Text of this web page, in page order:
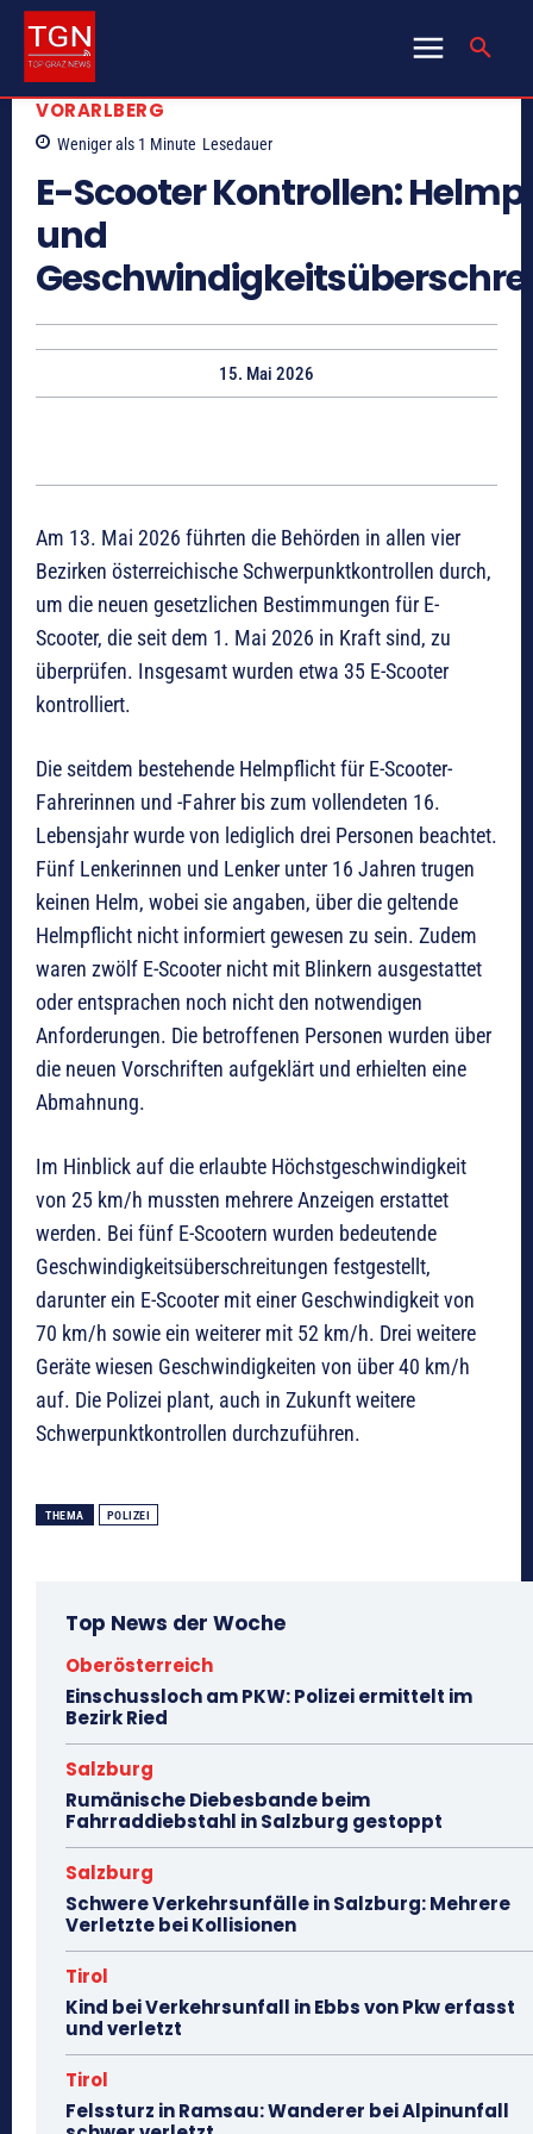
VORARLBERG
Weniger als 1 Minute Lesedauer
E-Scooter Kontrollen:
und
15. Mai 2026
Am 13. Mai 2026 führten die Behörden in allen vier
Bezirken österreichische Schwerpunktkontrollen durch,
um die neuen gesetzlichen Bestimmungen für E-
Scooter, die seit dem 1. Mai 2026 in Kraft sind, zu
überprüfen. Insgesamt wurden etwa 35 E-Scooter
kontrolliert.
Die seitdem bestehende Helmpflicht für E-Scooter-
Fahrerinnen und -Fahrer bis zum vollendeten 16.
Lebensjahr wurde von lediglich drei Personen beachtet.
Fünf Lenkerinnen und Lenker unter 16 Jahren trugen
keinen Helm, wobei sie angaben, über die geltende
Helmpflicht nicht informiert gewesen zu sein. Zudem
waren zwölf E-Scooter nicht mit Blinkern ausgestattet
oder entsprachen noch nicht den notwendigen
Anforderungen. Die betroffenen Personen wurden über
die neuen Vorschriften aufgeklärt und erhielten eine
Abmahnung.
Im Hinblick auf die erlaubte Höchstgeschwindigkeit
von 25 km/h mussten mehrere Anzeigen erstattet
werden. Bei fünf E-Scootern wurden bedeutende
Geschwindigkeitsüberschreitungen festgestellt,
darunter ein E-Scooter mit einer Geschwindigkeit von
70 km/h sowie ein weiterer mit 52 km/h. Drei weitere
Geräte wiesen Geschwindigkeiten von über 40 km/h
auf. Die Polizei plant, auch in Zukunft weitere
Schwerpunktkontrollen durchzuführen.
THEMA POLIZEI
Top News der Woche
Oberösterreich
Einschussloch am PKW: Polizei ermittelt im
Bezirk Ried
Salzburg
Rumänische Diebesbande beim
Fahrraddiebstahl in Salzburg gestoppt
Salzburg
Schwere Verkehrsunfälle in Salzburg: Mehrere
Verletzte bei Kollisionen
Tirol
Kind bei Verkehrsunfall in Ebbs von Pkw erfasst
und verletzt
Tirol
Felssturz in Ramsau: Wanderer bei Alpinunfall